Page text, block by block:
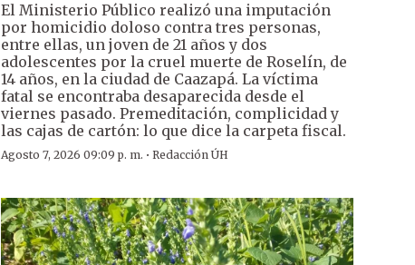
El Ministerio Público realizó una imputación
por homicidio doloso contra tres personas,
entre ellas, un joven de 21 años y dos
adolescentes por la cruel muerte de Roselín, de
14 años, en la ciudad de Caazapá. La víctima
fatal se encontraba desaparecida desde el
viernes pasado. Premeditación, complicidad y
las cajas de cartón: lo que dice la carpeta fiscal.
Agosto 7, 2026 09:09 p. m. · Redacción ÚH